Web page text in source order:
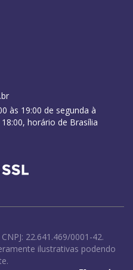
às 19:00 de segunda à
horário de Brasília
22.641.469/0001-42.
ilustrativas podendo